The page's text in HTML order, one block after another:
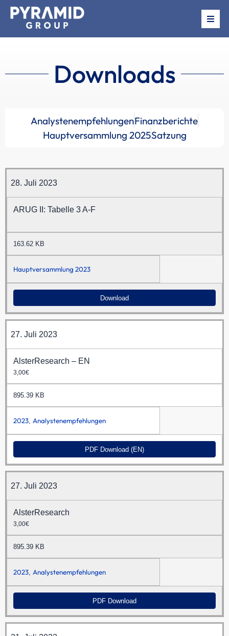
Beteiligungen Downloads
AnalystenempfehlungenFinanzberichte
Hauptversammlung 2025Satzung
28. Juli 2023
ARUG II: Tabelle 3 A-F
163.62 KB
Hauptversammlung 2023
Download
27. Juli 2023
AlsterResearch – EN
3,00€
895.39 KB
2023, Analystenempfehlungen
PDF Download (EN)
27. Juli 2023
AlsterResearch
3,00€
895.39 KB
2023, Analystenempfehlungen
PDF Download